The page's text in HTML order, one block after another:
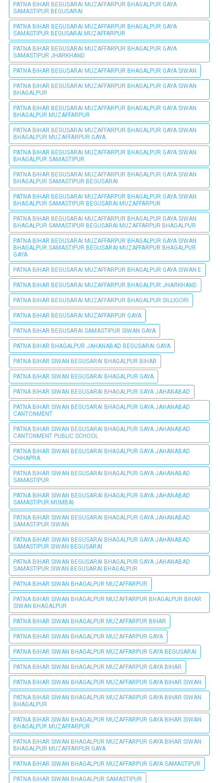
PATNA BIHAR BEGUSARAI MUZAFFARPUR BHAGALPUR GAYA
SAMASTIPUR BEGUSARAI
PATNA BIHAR BEGUSARAI MUZAFFARPUR BHAGALPUR GAYA
SAMASTIPUR BEGUSARAI MUZAFFARPUR
PATNA BIHAR BEGUSARAI MUZAFFARPUR BHAGALPUR GAYA
SAMASTIPUR JHARKHAND
PATNA BIHAR BEGUSARAI MUZAFFARPUR BHAGALPUR GAYA SIWAN
PATNA BIHAR BEGUSARAI MUZAFFARPUR BHAGALPUR GAYA SIWAN
BHAGALPUR
PATNA BIHAR BEGUSARAI MUZAFFARPUR BHAGALPUR GAYA SIWAN
BHAGALPUR MUZAFFARPUR
PATNA BIHAR BEGUSARAI MUZAFFARPUR BHAGALPUR GAYA SIWAN
BHAGALPUR MUZAFFARPUR GAYA
PATNA BIHAR BEGUSARAI MUZAFFARPUR BHAGALPUR GAYA SIWAN
BHAGALPUR SAMASTIPUR
PATNA BIHAR BEGUSARAI MUZAFFARPUR BHAGALPUR GAYA SIWAN
BHAGALPUR SAMASTIPUR BEGUSARAI
PATNA BIHAR BEGUSARAI MUZAFFARPUR BHAGALPUR GAYA SIWAN
BHAGALPUR SAMASTIPUR BEGUSARAI MUZAFFARPUR
PATNA BIHAR BEGUSARAI MUZAFFARPUR BHAGALPUR GAYA SIWAN
BHAGALPUR SAMASTIPUR BEGUSARAI MUZAFFARPUR BHAGALPUR
PATNA BIHAR BEGUSARAI MUZAFFARPUR BHAGALPUR GAYA SIWAN
BHAGALPUR SAMASTIPUR BEGUSARAI MUZAFFARPUR BHAGALPUR
GAYA
PATNA BIHAR BEGUSARAI MUZAFFARPUR BHAGALPUR GAYA SIWAN E
PATNA BIHAR BEGUSARAI MUZAFFARPUR BHAGALPUR JHARKHAND
PATNA BIHAR BEGUSARAI MUZAFFARPUR BHAGALPUR SILLIGORI
PATNA BIHAR BEGUSARAI MUZAFFARPUR GAYA
PATNA BIHAR BEGUSARAI SAMASTIPUR SIWAN GAYA
PATNA BIHAR BHAGALPUR JAHANABAD BEGUSARAI GAYA
PATNA BIHAR SIWAN BEGUSARAI BHAGALPUR BIHAR
PATNA BIHAR SIWAN BEGUSARAI BHAGALPUR GAYA
PATNA BIHAR SIWAN BEGUSARAI BHAGALPUR GAYA JAHANABAD
PATNA BIHAR SIWAN BEGUSARAI BHAGALPUR GAYA JAHANABAD
CANTONMENT
PATNA BIHAR SIWAN BEGUSARAI BHAGALPUR GAYA JAHANABAD
CANTONMENT PUBLIC SCHOOL
PATNA BIHAR SIWAN BEGUSARAI BHAGALPUR GAYA JAHANABAD
CHHAPRA
PATNA BIHAR SIWAN BEGUSARAI BHAGALPUR GAYA JAHANABAD
SAMASTIPUR
PATNA BIHAR SIWAN BEGUSARAI BHAGALPUR GAYA JAHANABAD
SAMASTIPUR MUMBAI
PATNA BIHAR SIWAN BEGUSARAI BHAGALPUR GAYA JAHANABAD
SAMASTIPUR SIWAN
PATNA BIHAR SIWAN BEGUSARAI BHAGALPUR GAYA JAHANABAD
SAMASTIPUR SIWAN BEGUSARAI
PATNA BIHAR SIWAN BEGUSARAI BHAGALPUR GAYA JAHANABAD
SAMASTIPUR SIWAN BEGUSARAI BHAGALPUR
PATNA BIHAR SIWAN BHAGALPUR MUZAFFARPUR
PATNA BIHAR SIWAN BHAGALPUR MUZAFFARPUR BHAGALPUR BIHAR
SIWAN BHAGALPUR
PATNA BIHAR SIWAN BHAGALPUR MUZAFFARPUR BIHAR
PATNA BIHAR SIWAN BHAGALPUR MUZAFFARPUR GAYA
PATNA BIHAR SIWAN BHAGALPUR MUZAFFARPUR GAYA BEGUSARAI
PATNA BIHAR SIWAN BHAGALPUR MUZAFFARPUR GAYA BIHAR
PATNA BIHAR SIWAN BHAGALPUR MUZAFFARPUR GAYA BIHAR SIWAN
PATNA BIHAR SIWAN BHAGALPUR MUZAFFARPUR GAYA BIHAR SIWAN
BHAGALPUR
PATNA BIHAR SIWAN BHAGALPUR MUZAFFARPUR GAYA BIHAR SIWAN
BHAGALPUR MUZAFFARPUR
PATNA BIHAR SIWAN BHAGALPUR MUZAFFARPUR GAYA BIHAR SIWAN
BHAGALPUR MUZAFFARPUR GAYA
PATNA BIHAR SIWAN BHAGALPUR MUZAFFARPUR GAYA SAMASTIPUR
PATNA BIHAR SIWAN BHAGALPUR SAMASTIPUR